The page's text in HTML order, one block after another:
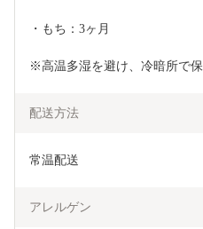
・もち：3ヶ月
※高温多湿を避け、冷暗所で保
配送方法
常温配送
アレルゲン